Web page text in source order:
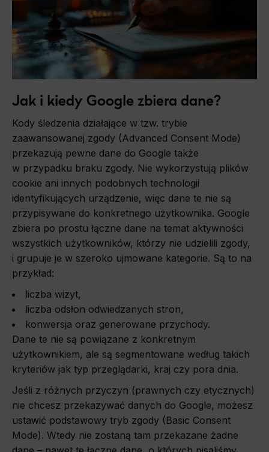
Jak i kiedy Google zbiera dane?
Kody śledzenia działające w tzw. trybie
zaawansowanej zgody (Advanced Consent Mode)
przekazują pewne dane do Google także
w przypadku braku zgody. Nie wykorzystują plików
cookie ani innych podobnych technologii
identyfikujących urządzenie, więc dane te nie są
przypisywane do konkretnego użytkownika. Google
zbiera po prostu łączne dane na temat aktywności
wszystkich użytkowników, którzy nie udzielili zgody,
i grupuje je w szeroko ujmowane kategorie. Są to na
przykład:
liczba wizyt,
liczba odsłon odwiedzanych stron,
konwersja oraz generowane przychody.
Dane te nie są powiązane z konkretnym
użytkownikiem, ale są segmentowane według takich
kryteriów jak typ przeglądarki, kraj czy pora dnia.
Jeśli z różnych przyczyn (prawnych czy etycznych)
nie chcesz przekazywać danych do Google, możesz
ustawić podstawowy tryb zgody (Basic Consent
Mode). Wtedy nie zostaną tam przekazane żadne